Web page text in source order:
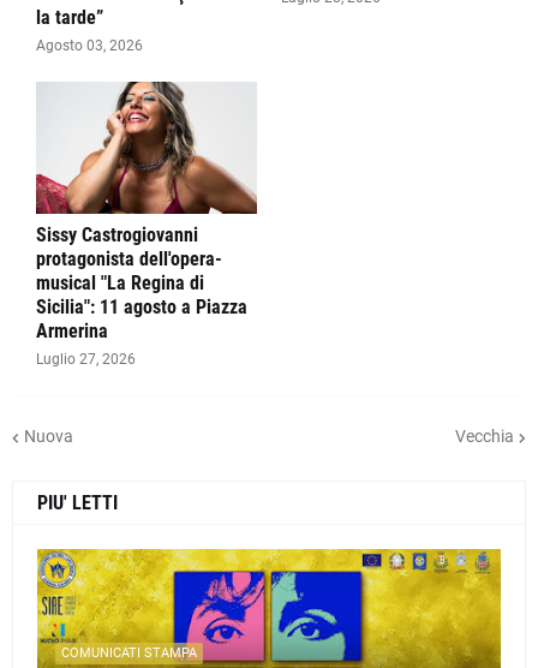
la tarde”
Agosto 03, 2026
Sissy Castrogiovanni
protagonista dell'opera-
musical "La Regina di
Sicilia": 11 agosto a Piazza
Armerina
Luglio 27, 2026
Nuova Vecchia
PIU' LETTI
COMUNICATI STAMPA